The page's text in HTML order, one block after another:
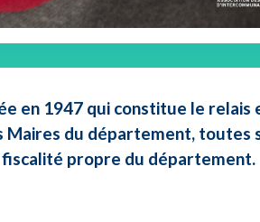
en 1947 qui constitue le relais
Maires du département, toutes
fiscalité propre du département.